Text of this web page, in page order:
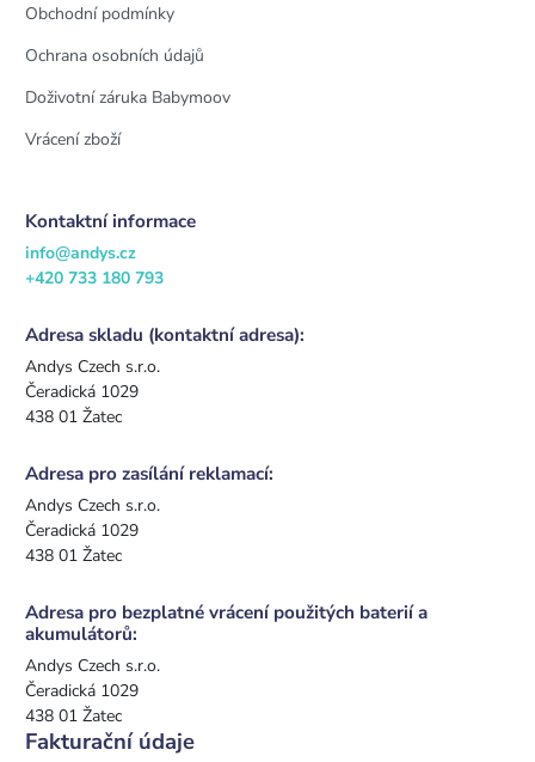
Obchodní podmínky
Ochrana osobních údajů
Doživotní záruka Babymoov
Vrácení zboží
Kontaktní informace
info@andys.cz
+420 733 180 793
Adresa skladu (kontaktní adresa):
Andys Czech s.r.o.
Čeradická 1029
438 01 Žatec
Adresa pro zasílání reklamací:
Andys Czech s.r.o.
Čeradická 1029
438 01 Žatec
Adresa pro bezplatné vrácení použitých baterií a
akumulátorů:
Andys Czech s.r.o.
Čeradická 1029
438 01 Žatec
Fakturační údaje